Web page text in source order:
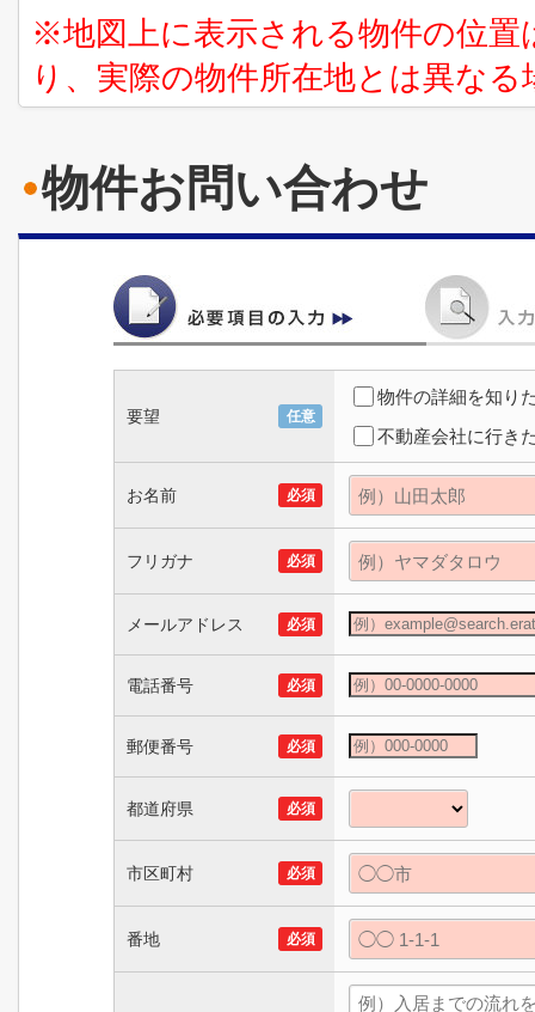
※地図上に表示される物件の位
り、実際の物件所在地とは異な
物件お問い合わせ
要望 任意
物件の詳細を知り
不動産会社に行き
お名前 必須
フリガナ 必須
メールアドレス 必須
電話番号 必須
郵便番号 必須
都道府県 必須
市区町村 必須
番地 必須